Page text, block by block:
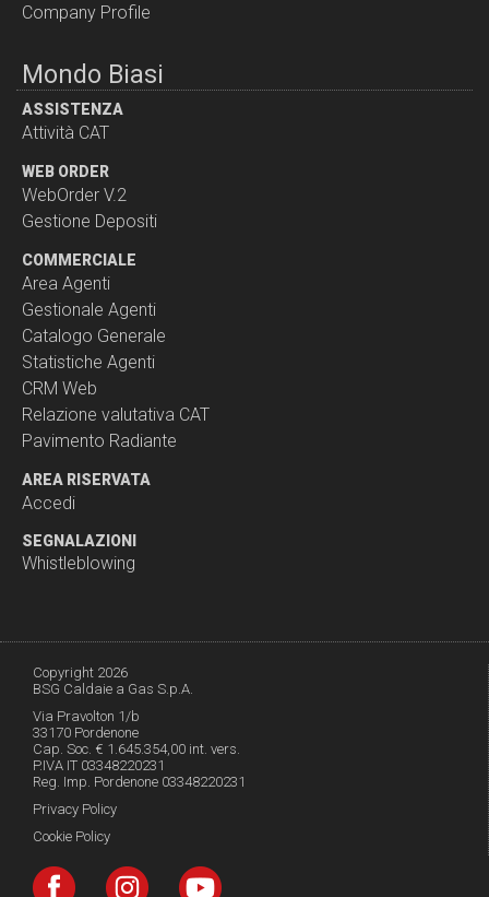
Company Profile
Mondo Biasi
ASSISTENZA
Attività CAT
WEB ORDER
WebOrder V.2
Gestione Depositi
COMMERCIALE
Area Agenti
Gestionale Agenti
Catalogo Generale
Statistiche Agenti
CRM Web
Relazione valutativa CAT
Pavimento Radiante
AREA RISERVATA
Accedi
SEGNALAZIONI
Whistleblowing
Copyright 2026
BSG Caldaie a Gas S.p.A.
Via Pravolton 1/b
33170 Pordenone
Cap. Soc. € 1.645.354,00 int. vers.
P.IVA IT 03348220231
Reg. Imp. Pordenone 03348220231
Privacy Policy
Cookie Policy